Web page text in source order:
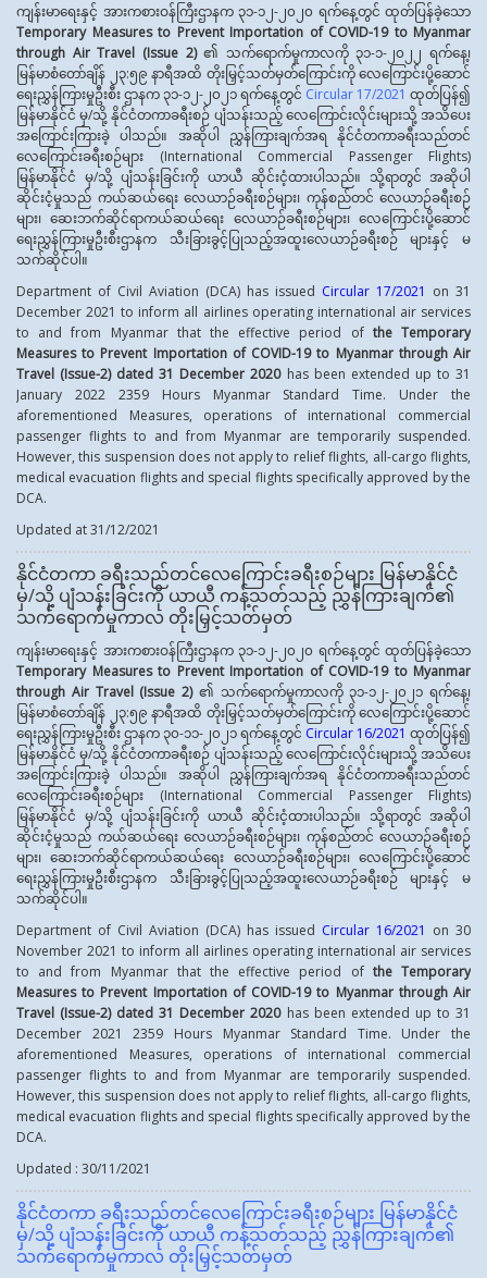
ကျန်းမာရေးနှင့် အားကစားဝန်ကြီးဌာနက ၃၁-၁၂-၂၀၂၀ ရက်နေ့တွင် ထုတ်ပြန်ခဲ့သော
Temporary Measures to Prevent Importation of COVID-19 to Myanmar
through Air Travel (Issue 2)၏ သက်ရောက်မှုကာလကို ၃၁-၁-၂၀၂၂ ရက်နေ့၊
မြန်မာစံတော်ချိန် ၂၃:၅၉ နာရီအထိ တိုးမြှင့်သတ်မှတ်ကြောင်းကို လေကြောင်းပို့ဆောင်
ရေးညွှန်ကြားမှုဦးစီး ဌာနက ၃၁-၁၂-၂၀၂၁ ရက်နေ့တွင် Circular 17/2021 ထုတ်ပြန်၍
မြန်မာနိုင်ငံ မှ/သို့ နိုင်ငံတကာခရီးစဉ် ပျံသန်းသည့် လေကြောင်းလိုင်းများသို့ အသိပေး
အကြောင်းကြားခဲ့ ပါသည်။ အဆိုပါ ညွှန်ကြားချက်အရ နိုင်ငံတကာခရီးသည်တင်
လေကြောင်းခရီးစဉ်များ (International Commercial Passenger Flights)
မြန်မာနိုင်ငံ မှ/သို့ ပျံသန်းခြင်းကို ယာယီ ဆိုင်းငံ့ထားပါသည်။ သို့ရာတွင် အဆိုပါ
ဆိုင်းငံ့မှုသည် ကယ်ဆယ်ရေး လေယာဉ်ခရီးစဉ်များ၊ ကုန်စည်တင် လေယာဉ်ခရီးစဉ်
များ၊ ဆေးဘက်ဆိုင်ရာကယ်ဆယ်ရေး လေယာဉ်ခရီးစဉ်များ၊ လေကြောင်းပို့ဆောင်
ရေးညွှန်ကြားမှုဦးစီးဌာနက သီးခြားခွင့်ပြုသည့်အထူးလေယာဉ်ခရီးစဉ် များနှင့် မ
သက်ဆိုင်ပါ။
Department of Civil Aviation (DCA) has issued Circular 17/2021 on 31
December 2021 to inform all airlines operating international air services
to and from Myanmar that the effective period of the Temporary
Measures to Prevent Importation of COVID-19 to Myanmar through Air
Travel (Issue-2) dated 31 December 2020has been extended up to 31
January 2022 2359 Hours Myanmar Standard Time. Under the
aforementioned Measures, operations of international commercial
passenger flights to and from Myanmar are temporarily suspended.
However, this suspension does not apply to relief flights, all-cargo flights,
medical evacuation flights and special flights specifically approved by the
DCA.
Updated at 31/12/2021
နိုင်ငံတကာ ခရီးသည်တင်လေကြောင်းခရီးစဉ်များ မြန်မာနိုင်ငံ
မှ/သို့ ပျံသန်းခြင်းကို ယာယီ ကန့်သတ်သည့် ညွှန်ကြားချက်၏
သက်ရောက်မှုကာလ တိုးမြှင့်သတ်မှတ်
ကျန်းမာရေးနှင့် အားကစားဝန်ကြီးဌာနက ၃၁-၁၂-၂၀၂၀ ရက်နေ့တွင် ထုတ်ပြန်ခဲ့သော
Temporary Measures to Prevent Importation of COVID-19 to Myanmar
through Air Travel(Issue 2)၏ သက်ရောက်မှုကာလကို ၃၁-၁၂-၂၀၂၁ ရက်နေ့၊
မြန်မာစံတော်ချိန် ၂၃:၅၉ နာရီအထိ တိုးမြှင့်သတ်မှတ်ကြောင်းကို လေကြောင်းပို့ဆောင်
ရေးညွှန်ကြားမှုဦးစီး ဌာနက ၃၀-၁၁-၂၀၂၁ ရက်နေ့တွင် Circular 16/2021 ထုတ်ပြန်၍
မြန်မာနိုင်ငံ မှ/သို့ နိုင်ငံတကာခရီးစဉ် ပျံသန်းသည့် လေကြောင်းလိုင်းများသို့ အသိပေး
အကြောင်းကြားခဲ့ ပါသည်။ အဆိုပါ ညွှန်ကြားချက်အရ နိုင်ငံတကာခရီးသည်တင်
လေကြောင်းခရီးစဉ်များ (International Commercial Passenger Flights)
မြန်မာနိုင်ငံ မှ/သို့ ပျံသန်းခြင်းကို ယာယီ ဆိုင်းငံ့ထားပါသည်။ သို့ရာတွင် အဆိုပါ
ဆိုင်းငံ့မှုသည် ကယ်ဆယ်ရေး လေယာဉ်ခရီးစဉ်များ၊ ကုန်စည်တင် လေယာဉ်ခရီးစဉ်
များ၊ ဆေးဘက်ဆိုင်ရာကယ်ဆယ်ရေး လေယာဉ်ခရီးစဉ်များ၊ လေကြောင်းပို့ဆောင်
ရေးညွှန်ကြားမှုဦးစီးဌာနက သီးခြားခွင့်ပြုသည့်အထူးလေယာဉ်ခရီးစဉ် များနှင့် မ
သက်ဆိုင်ပါ။
Department of Civil Aviation (DCA) has issued Circular 16/2021 on 30
November 2021 to inform all airlines operating international air services
to and from Myanmar that the effective period of the Temporary
Measures to Prevent Importation of COVID-19 to Myanmar through Air
Travel (Issue-2) dated 31 December 2020has been extended up to 31
December 2021 2359 Hours Myanmar Standard Time. Under the
aforementioned Measures, operations of international commercial
passenger flights to and from Myanmar are temporarily suspended.
However, this suspension does not apply to relief flights, all-cargo flights,
medical evacuation flights and special flights specifically approved by the
DCA.
Updated : 30/11/2021
နိုင်ငံတကာ ခရီးသည်တင်လေကြောင်းခရီးစဉ်များ မြန်မာနိုင်ငံ
မှ/သို့ ပျံသန်းခြင်းကို ယာယီ ကန့်သတ်သည့် ညွှန်ကြားချက်၏
သက်ရောက်မှုကာလ တိုးမြှင့်သတ်မှတ်